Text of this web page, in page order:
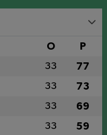
O P
33 77
33 73
33 69
33 59